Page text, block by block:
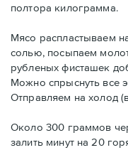
полтора килограмма.
Мясо распластываем
солью, посыпаем
рубленых фисташек
Можно спрыснуть все
Отправляем на холод
Около 300 граммов
залить минут на 20